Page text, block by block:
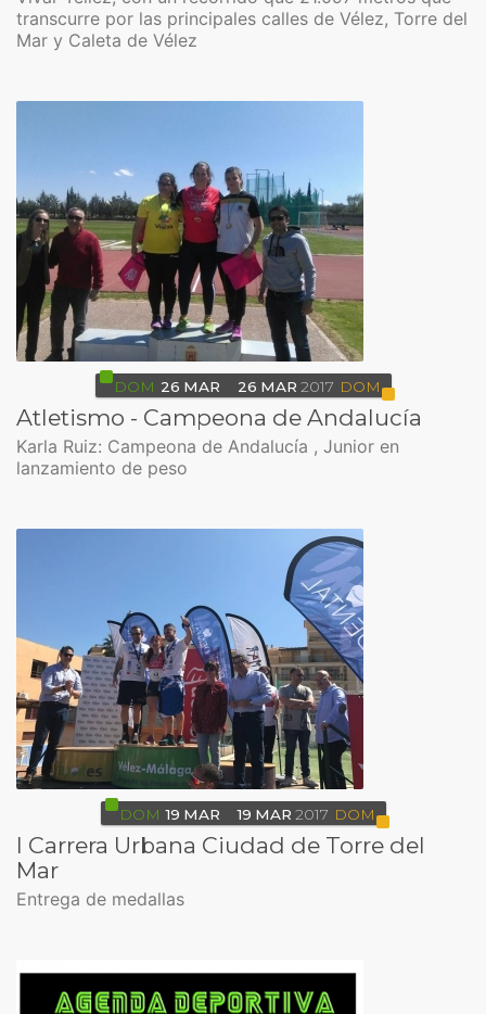
transcurre por las principales calles de Vélez, Torre del
Mar y Caleta de Vélez
DOM 26 MAR 26 MAR 2017 DOM
Atletismo - Campeona de Andalucía
Karla Ruiz: Campeona de Andalucía , Junior en
lanzamiento de peso
DOM 19 MAR 19 MAR 2017 DOM
I Carrera Urbana Ciudad de Torre del
Mar
Entrega de medallas